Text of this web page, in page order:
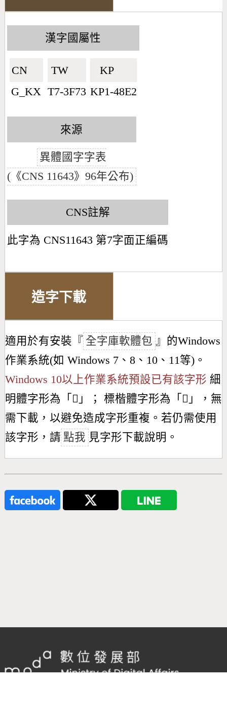
漢字國屬性
CN🇨🇳
G_KX
TW🇹🇼
T7-3F73
KP🇰🇵
KP1-48E2
來源
異體國字字表
(《CNS 11643》96年公布)
CNS註解
此字為 CNS11643 第7字面正編碼
造字下載
適用於有安裝『 全字庫軟體包 』的Windows
作業系統(如 Windows 7、8、10、11等)。
Windows 10以上作業系統預設已有該字形 細
明體字形為「 𣄞 」； 標楷體字形為「 𣄞 」，無
需下載，以避免造成字形重複。若仍需使用
該字形，請 點我 見字形下載說明。